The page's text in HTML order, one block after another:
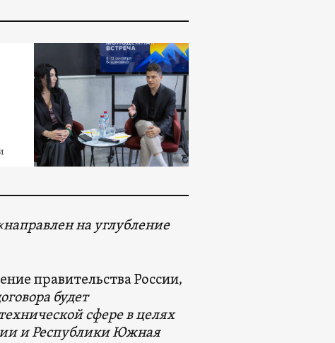
на углубление
правительства России,
будет
сфере в целях
и Республики Южная